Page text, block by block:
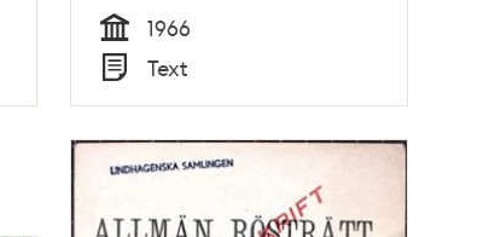
Tid
1966
Typ
Text